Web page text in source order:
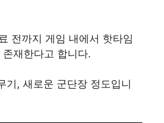
전까지 게임 내에서 핫타임
재한다고 합니다.
기, 새로운 군단장 정도입니